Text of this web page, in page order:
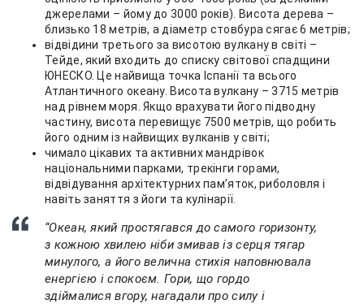
джерелами – йому до 3000 років). Висота дерева –
близько 18 метрів, а діаметр стовбура сягає 6 метрів;
відвідини третього за висотою вулкану в світі –
Тейде, який входить до списку світової спадщини
ЮНЕСКО. Це найвища точка Іспанії та всього
Атлантичного океану. Висота вулкану – 3715 метрів
над рівнем моря. Якщо врахувати його підводну
частину, висота перевищує 7500 метрів, що робить
його одним із найвищих вулканів у світі;
чимало цікавих та активних мандрівок
національними парками, трекінги горами,
відвідування архітектурних памʼяток, риболовля і
навіть заняття з йоги та кулінарії.
“Океан, який простягався до самого горизонту,
з кожною хвилею ніби змивав із серця тягар
минулого, а його велична стихія наповнювала
енергією і спокоєм. Гори, що гордо
здіймалися вгору, нагадали про силу і